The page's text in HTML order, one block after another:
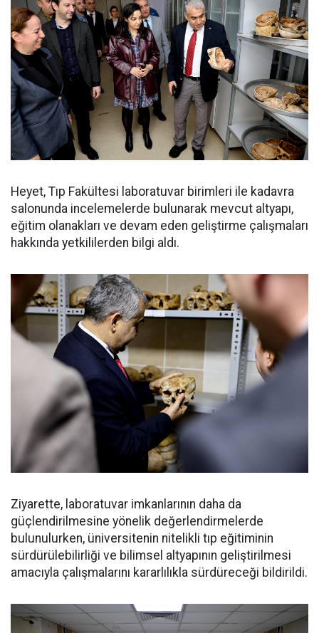
Heyet, Tıp Fakültesi laboratuvar birimleri ile kadavra
salonunda incelemelerde bulunarak mevcut altyapı,
eğitim olanakları ve devam eden geliştirme çalışmaları
hakkında yetkililerden bilgi aldı.
Ziyarette, laboratuvar imkanlarının daha da
güçlendirilmesine yönelik değerlendirmelerde
bulunulurken, üniversitenin nitelikli tıp eğitiminin
sürdürülebilirliği ve bilimsel altyapının geliştirilmesi
amacıyla çalışmalarını kararlılıkla sürdüreceği bildirildi.